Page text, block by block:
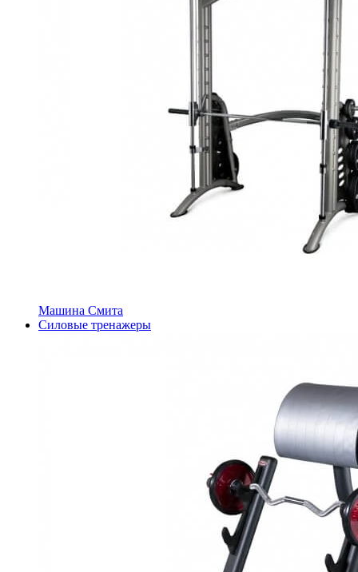
Машина Смита
Силовые тренажеры